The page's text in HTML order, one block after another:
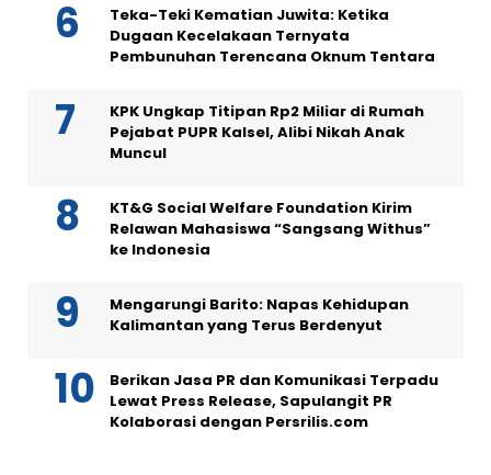
Teka-Teki Kematian Juwita: Ketika
Dugaan Kecelakaan Ternyata
Pembunuhan Terencana Oknum Tentara
KPK Ungkap Titipan Rp2 Miliar di Rumah
Pejabat PUPR Kalsel, Alibi Nikah Anak
Muncul
KT&G Social Welfare Foundation Kirim
Relawan Mahasiswa “Sangsang Withus”
ke Indonesia
Mengarungi Barito: Napas Kehidupan
Kalimantan yang Terus Berdenyut
Berikan Jasa PR dan Komunikasi Terpadu
Lewat Press Release, Sapulangit PR
Kolaborasi dengan Persrilis.com